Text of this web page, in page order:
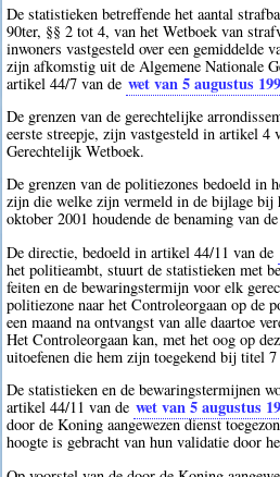
De statistieken betreffende het aantal
90ter, §§ 2 tot 4, van het Wetboek van
inwoners vastgesteld over een gemiddelde
zijn afkomstig uit de Algemene Nationale
artikel 44/7 van de wet van 5 augustus
De grenzen van de gerechtelijke
eerste streepje, zijn vastgesteld in artikel 4
Gerechtelijk Wetboek.
De grenzen van de politiezones bedoeld in
zijn die welke zijn vermeld in de bijlage
oktober 2001 houdende de benaming van
De directie, bedoeld in artikel 44/11 van de
het politieambt, stuurt de statistieken met
feiten en de bewaringstermijn voor elk
politiezone naar het Controleorgaan op de
een maand na ontvangst van alle daartoe
Het Controleorgaan kan, met het oog op
uitoefenen die hem zijn toegekend bij titel 7
De statistieken en de bewaringstermijnen
artikel 44/11 van de wet van 5 augustus
door de Koning aangewezen dienst
hoogte is gebracht van hun validatie door